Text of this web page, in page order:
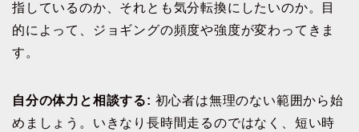
指しているのか、それとも気分転換にしたいのか。目
的によって、ジョギングの頻度や強度が変わってきま
す。
自分の体力と相談する: 初心者は無理のない範囲から始
めましょう。いきなり長時間走るのではなく、短い時